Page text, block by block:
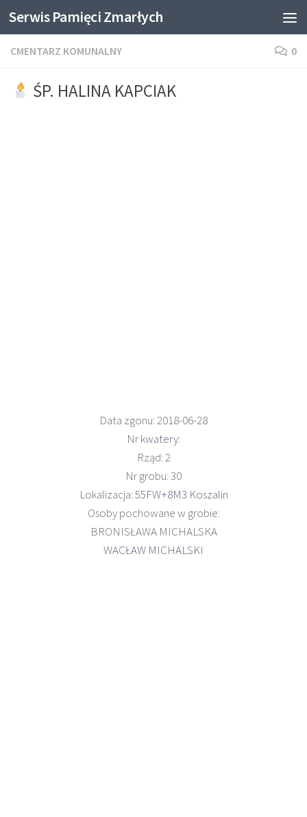
Skip to content
Serwis Pamięci Zmarłych
CMENTARZ KOMUNALNY 0
ŚP. HALINA KAPCIAK
Data zgonu: 2018-06-28
Nrkwatery:
Rząd: 2
Nr grobu: 30
Lokalizacja:55FW+8M3 Koszalin
Osoby pochowane w grobie:
BRONISŁAWA MICHALSKA
WACŁAW MICHALSKI